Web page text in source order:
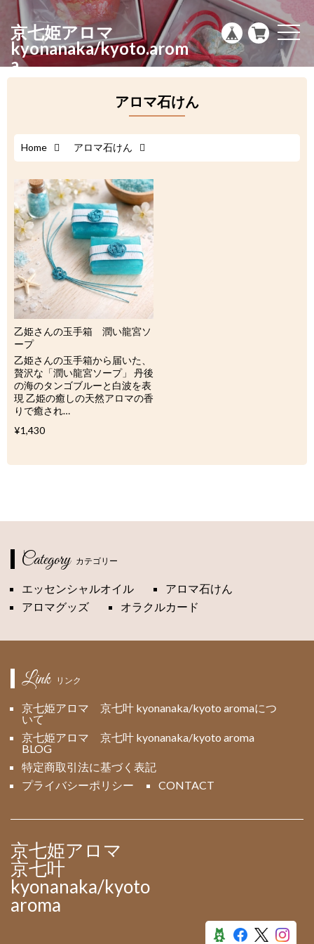
京七姫アロマ
kyonanaka/kyoto.arom
a
t
o
g
g
g
アロマ石けん
Home アロマ石けん
乙姫さんの玉手箱 潤い龍宮ソ
ープ
乙姫さんの玉手箱から届いた、
贅沢な「潤い龍宮ソープ」 丹後
の海のタンゴブルーと白波を表
現 乙姫の癒しの天然アロマの香
りで癒され…
¥1,430
Category カテゴリー
エッセンシャルオイル
アロマ石けん
アロマグッズ
オラクルカード
Link リンク
京七姫アロマ 京七叶 kyonanaka/kyoto aromaにつ
いて
京七姫アロマ 京七叶 kyonanaka/kyoto aroma
BLOG
特定商取引法に基づく表記
プライバシーポリシー
CONTACT
京七姫アロマ
京七叶
kyonanaka/kyoto
aroma
l
e
n
a
v
i
g
n